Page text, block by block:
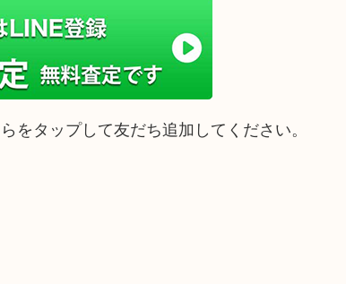
をタップして友だち追加してください。